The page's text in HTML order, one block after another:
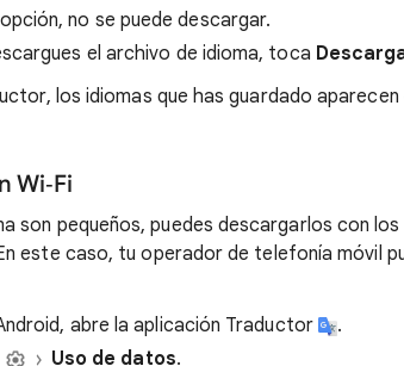
no se puede descargar.
el archivo de idioma, toca
los idiomas que has guardado
Wi‑Fi
son pequeños, puedes descargarlos con
este caso, tu operador de telefonía móvil
abre la aplicación Traductor
.
Uso de datos.